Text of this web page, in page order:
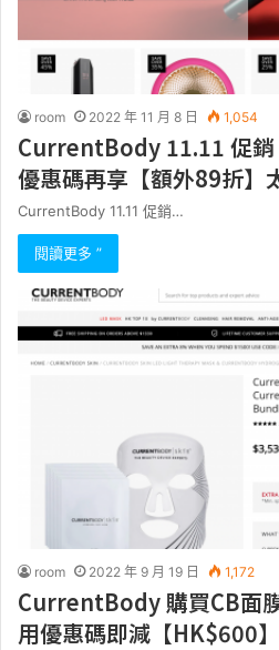
room 2022 年 11 月 8 日 1,054
CurrentBody 11.11 促銷
優惠碼再享【額外89折】
CurrentBody 11.11 促銷…
閱讀更多 ”
room 2022 年 9 月 19 日 1,172
CurrentBody 購買CB面
用優惠碼即減【HK$600】